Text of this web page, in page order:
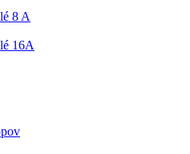
8 A
16A